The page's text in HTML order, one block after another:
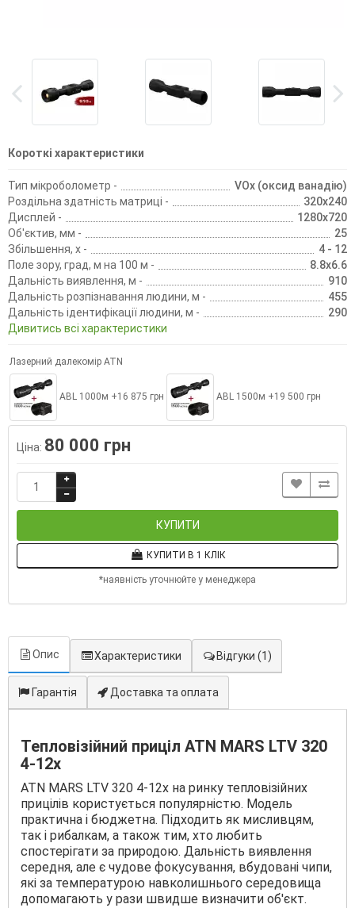
Короткі характеристики
Тип мікроболометр -
VOx (оксид ванадію)
Роздільна здатність матриці -
320x240
Дисплей -
1280x720
Об'єктив, мм -
25
Збільшення, х -
4 - 12
Поле зору, град, м на 100 м -
8.8x6.6
Дальність виявлення, м -
910
Дальність розпізнавання людини, м -
455
Дальність ідентифікації людини, м -
290
Дивитись всі характеристики
Лазерний далекомір ATN
ABL 1000м +16 875 грн ABL 1500м +19 500 грн
Ціна: 80 000 грн
КУПИТИ
КУПИТИ В 1 КЛІК
*наявність уточнюйте у менеджера
Опис Характеристики Відгуки (1)
Гарантія Доставка та оплата
Тепловізійний приціл ATN MARS LTV 320
4-12x
ATN MARS LTV 320 4-12x на ринку тепловізійних
прицілів користується популярністю. Модель
практична і бюджетна. Підходить як мисливцям,
так і рибалкам, а також тим, хто любить
спостерігати за природою. Дальність виявлення
середня, але є чудове фокусування, вбудовані чипи,
які за температурою навколишнього середовища
допомагають у рази швидше визначити об'єкт.